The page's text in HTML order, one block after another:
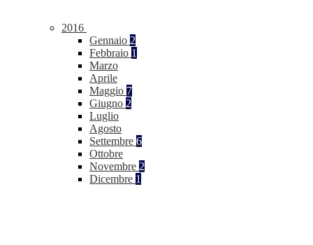
2016
Gennaio 2
Febbraio 1
Marzo
Aprile
Maggio 7
Giugno 2
Luglio
Agosto
Settembre 6
Ottobre
Novembre 2
Dicembre 1